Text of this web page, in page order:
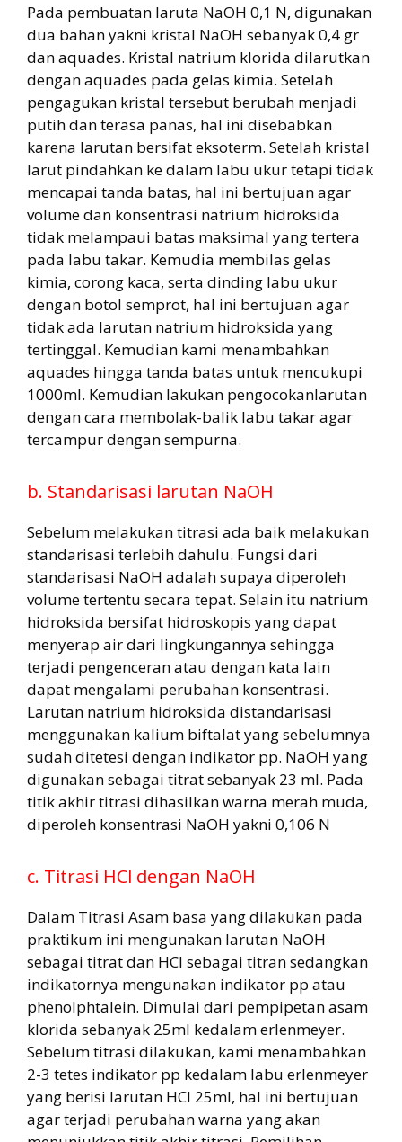
Pada pembuatan laruta NaOH 0,1 N, digunakan
dua bahan yakni kristal NaOH sebanyak 0,4 gr
dan aquades. Kristal natrium klorida dilarutkan
dengan aquades pada gelas kimia. Setelah
pengagukan kristal tersebut berubah menjadi
putih dan terasa panas, hal ini disebabkan
karena larutan bersifat eksoterm. Setelah kristal
larut pindahkan ke dalam labu ukur tetapi tidak
mencapai tanda batas, hal ini bertujuan agar
volume dan konsentrasi natrium hidroksida
tidak melampaui batas maksimal yang tertera
pada labu takar. Kemudia membilas gelas
kimia, corong kaca, serta dinding labu ukur
dengan botol semprot, hal ini bertujuan agar
tidak ada larutan natrium hidroksida yang
tertinggal. Kemudian kami menambahkan
aquades hingga tanda batas untuk mencukupi
1000ml. Kemudian lakukan pengocokanlarutan
dengan cara membolak-balik labu takar agar
tercampur dengan sempurna.
b. Standarisasi larutan NaOH
Sebelum melakukan titrasi ada baik melakukan
standarisasi terlebih dahulu. Fungsi dari
standarisasi NaOH adalah supaya diperoleh
volume tertentu secara tepat. Selain itu natrium
hidroksida bersifat hidroskopis yang dapat
menyerap air dari lingkungannya sehingga
terjadi pengenceran atau dengan kata lain
dapat mengalami perubahan konsentrasi.
Larutan natrium hidroksida distandarisasi
menggunakan kalium biftalat yang sebelumnya
sudah ditetesi dengan indikator pp. NaOH yang
digunakan sebagai titrat sebanyak 23 ml. Pada
titik akhir titrasi dihasilkan warna merah muda,
diperoleh konsentrasi NaOH yakni 0,106 N
c. Titrasi HCl dengan NaOH
Dalam Titrasi Asam basa yang dilakukan pada
praktikum ini mengunakan larutan NaOH
sebagai titrat dan HCl sebagai titran sedangkan
indikatornya mengunakan indikator pp atau
phenolphtalein. Dimulai dari pempipetan asam
klorida sebanyak 25ml kedalam erlenmeyer.
Sebelum titrasi dilakukan, kami menambahkan
2-3 tetes indikator pp kedalam labu erlenmeyer
yang berisi larutan HCl 25ml, hal ini bertujuan
agar terjadi perubahan warna yang akan